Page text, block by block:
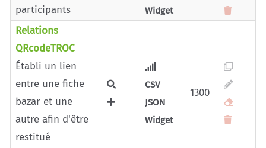
participants
Widget
Relations
QRcodeTROC
Établi un lien
entre une fiche
bazar et une
autre afin d'être
restitué
CSV
JSON
Widget
1300